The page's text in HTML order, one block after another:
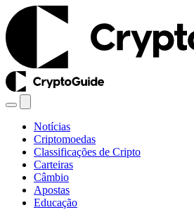
Notícias
Criptomoedas
Classificações de Cripto
Carteiras
Câmbio
Apostas
Educação